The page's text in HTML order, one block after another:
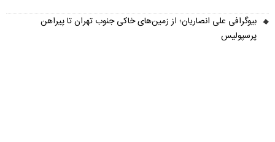
بیوگرافی علی انصاریان؛ از زمین‌های خاکی جنوب تهران تا پیراهن
پرسپولیس